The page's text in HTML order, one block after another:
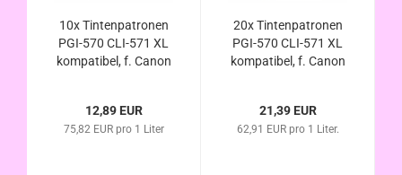
10x Tintenpatronen
PGI-570 CLI-571 XL
kompatibel, f. Canon
MG7753 im
Vorteilspack
12,89 EUR
75,82 EUR pro 1 Liter
20x Tintenpatronen
PGI-570 CLI-571 XL
kompatibel, f. Canon
MG7753 im
Vorteilspack
21,39 EUR
62,91 EUR pro 1 Liter.